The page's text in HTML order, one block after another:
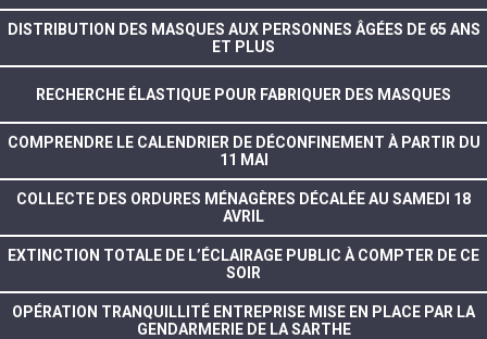
DISTRIBUTION DES MASQUES AUX PERSONNES ÂGÉES DE 65 ANS
ET PLUS
RECHERCHE ÉLASTIQUE POUR FABRIQUER DES MASQUES
COMPRENDRE LE CALENDRIER DE DÉCONFINEMENT À PARTIR DU
11 MAI
COLLECTE DES ORDURES MÉNAGÈRES DÉCALÉE AU SAMEDI 18
AVRIL
EXTINCTION TOTALE DE L’ÉCLAIRAGE PUBLIC À COMPTER DE CE
SOIR
OPÉRATION TRANQUILLITÉ ENTREPRISE MISE EN PLACE PAR LA
GENDARMERIE DE LA SARTHE